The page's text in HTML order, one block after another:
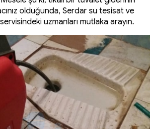
olduğunda, Serdar su tesisat ve
servisindeki uzmanları mutlaka arayın.